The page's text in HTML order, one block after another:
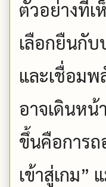
ตัวอย่างที่เ
เลือกยืนกับ
และเชื่อมพ
อาจเดินหน้
ขึ้นคือการ
เข้าสู่เกม”